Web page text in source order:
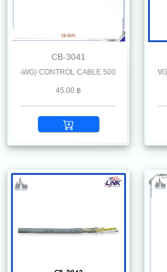
CB-3041
CONTROL CABLE 500 M. /Reel
45.00 ฿
LiYCY 4 x 0.5 mm2 (20 AWG)